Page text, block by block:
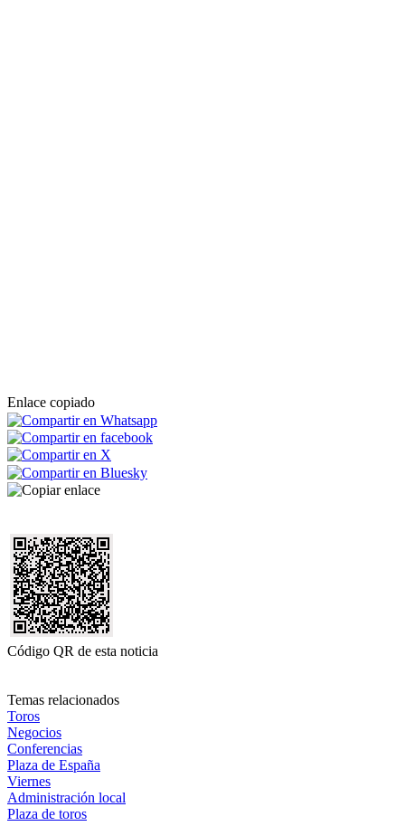
Enlace copiado
Código QR de esta noticia
Temas relacionados
Toros
Negocios
Conferencias
Plaza de España
Viernes
Administración local
Plaza de toros